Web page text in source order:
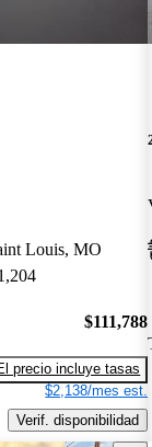
Louis, MO
$111,788
precio incluye tasas
$2,138/mes est.
Verif. disponibilidad